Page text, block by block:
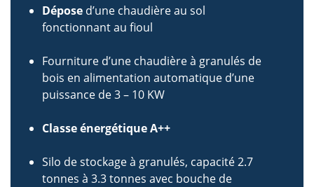
Dépose d’une chaudière au sol
fonctionnant au fioul
Fourniture d’une chaudière à granulés de
bois en alimentation automatique d’une
puissance de 3 – 10 KW
Classe énergétique A++
Silo de stockage à granulés, capacité 2.7
tonnes à 3.3 tonnes avec bouche de